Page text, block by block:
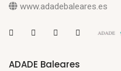
www.adadebaleares.es
ADADE Baleares